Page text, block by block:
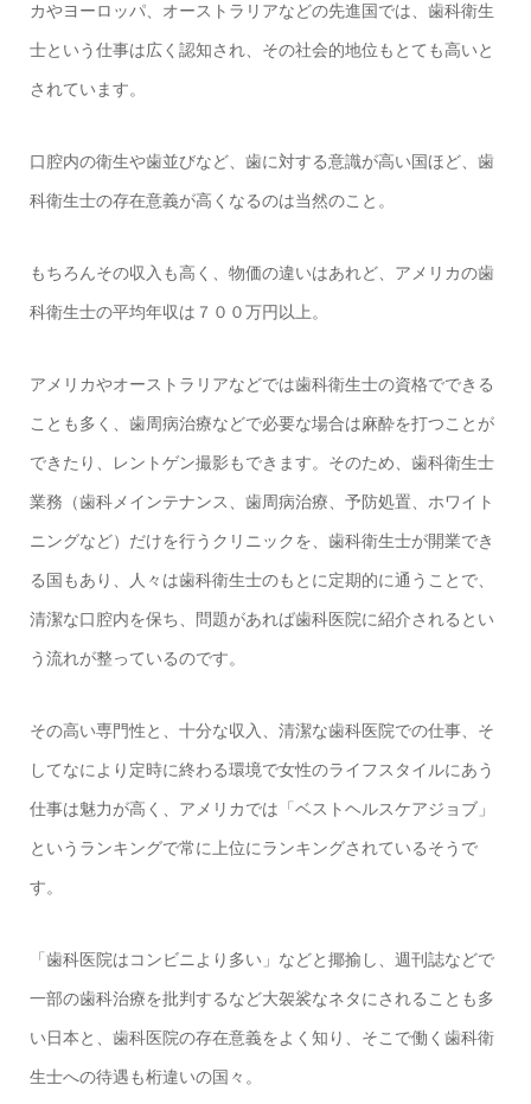
カやヨーロッパ、オーストラリアなどの先進国では、歯科衛生
士という仕事は広く認知され、その社会的地位もとても高いと
されています。
口腔内の衛生や歯並びなど、歯に対する意識が高い国ほど、歯
科衛生士の存在意義が高くなるのは当然のこと。
もちろんその収入も高く、物価の違いはあれど、アメリカの歯
科衛生士の平均年収は７００万円以上。
アメリカやオーストラリアなどでは歯科衛生士の資格でできる
ことも多く、歯周病治療などで必要な場合は麻酔を打つことが
できたり、レントゲン撮影もできます。そのため、歯科衛生士
業務（歯科メインテナンス、歯周病治療、予防処置、ホワイト
ニングなど）だけを行うクリニックを、歯科衛生士が開業でき
る国もあり、人々は歯科衛生士のもとに定期的に通うことで、
清潔な口腔内を保ち、問題があれば歯科医院に紹介されるとい
う流れが整っているのです。
その高い専門性と、十分な収入、清潔な歯科医院での仕事、そ
してなにより定時に終わる環境で女性のライフスタイルにあう
仕事は魅力が高く、アメリカでは「ベストヘルスケアジョブ」
というランキングで常に上位にランキングされているそうで
す。
「歯科医院はコンビニより多い」などと揶揄し、週刊誌などで
一部の歯科治療を批判するなど大袈裟なネタにされることも多
い日本と、歯科医院の存在意義をよく知り、そこで働く歯科衛
生士への待遇も桁違いの国々。